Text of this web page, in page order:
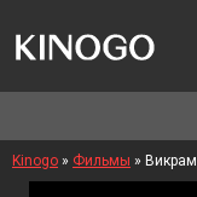
Kinogo » Фильмы » Викрам